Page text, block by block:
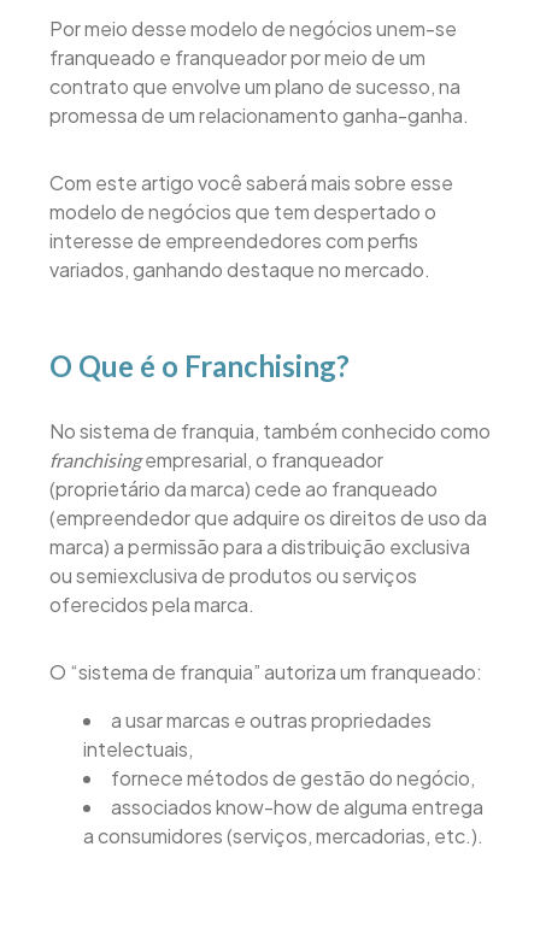
Por meio desse modelo de negócios unem-se
franqueado e franqueador por meio de um
contrato que envolve um plano de sucesso, na
promessa de um relacionamento ganha-ganha.
Com este artigo você saberá mais sobre esse
modelo de negócios que tem despertado o
interesse de empreendedores com perfis
variados, ganhando destaque no mercado.
O Que é o Franchising?
No sistema de franquia, também conhecido como
franchisingempresarial, o franqueador
(proprietário da marca) cede ao franqueado
(empreendedor que adquire os direitos de uso da
marca) a permissão para a distribuição exclusiva
ou semiexclusiva de produtos ou serviços
oferecidos pela marca.
O “sistema de franquia” autoriza um franqueado:
a usar marcas e outras propriedades
intelectuais,
fornece métodos de gestão do negócio,
associados know-how de alguma entrega
a consumidores (serviços, mercadorias, etc.).